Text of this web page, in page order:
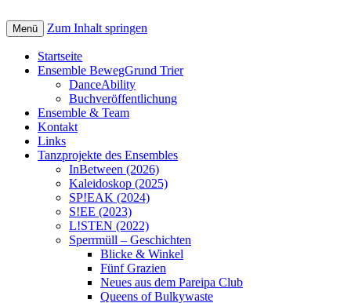
Menü Zum Inhalt springen
Startseite
Ensemble BewegGrund Trier
DanceAbility
Buchveröffentlichung
Ensemble & Team
Kontakt
Links
Tanzprojekte des Ensembles
InBetween (2026)
Kaleidoskop (2025)
SP!EAK (2024)
S!EE (2023)
L!STEN (2022)
Sperrmüll – Geschichten
Blicke & Winkel
Fünf Grazien
Neues aus dem Pareipa Club
Queens of Bulkywaste